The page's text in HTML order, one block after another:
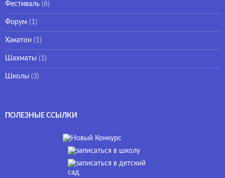
Фестиваль (6)
Форум (1)
Хакатон (1)
Шахматы (1)
Школы (3)
ПОЛЕЗНЫЕ ССЫЛКИ